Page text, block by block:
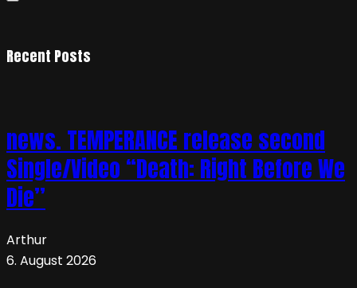
Recent Posts
news. TEMPERANCE release second
Single/Video “Death: Right Before We
Die”
Arthur
6. August 2026